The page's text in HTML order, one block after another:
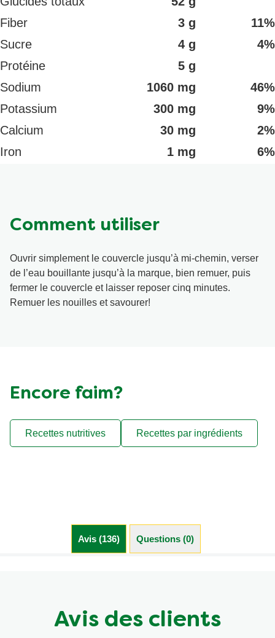
Fiber
3 g
11%
Sucre
4 g
4%
Protéine
5 g
Sodium
1060 mg
46%
Potassium
300 mg
9%
Calcium
30 mg
2%
Iron
1 mg 6%
Comment utiliser
Ouvrir simplement le couvercle jusqu’à mi-chemin, verser
de l’eau bouillante jusqu’à la marque, bien remuer, puis
fermer le couvercle et laisser reposer cinq minutes.
Remuer les nouilles et savourer!
Encore faim?
Recettes nutritives Recettes par ingrédients
Avis (136) Questions (0)
Avis des clients